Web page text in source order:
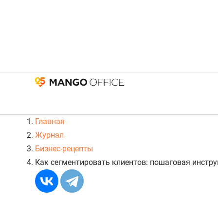
Главная
Журнал
Бизнес-рецепты
Как сегментировать клиентов: пошаговая